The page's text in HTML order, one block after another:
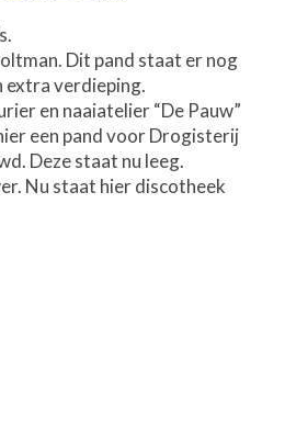
Dit pand staat er nog
extra verdieping.
en naaiatelier “De Pauw”
een pand voor Drogisterij
Deze staat nu leeg.
Nu staat hier discotheek